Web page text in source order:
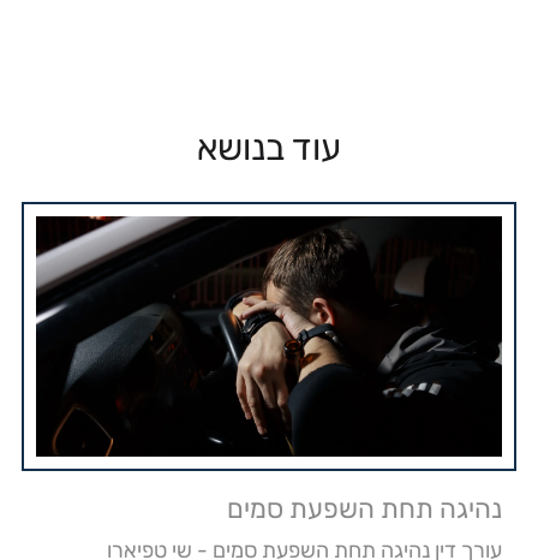
עוד בנושא
נהיגה תחת השפעת סמים
עורך דין נהיגה תחת השפעת סמים - שי טפיארו